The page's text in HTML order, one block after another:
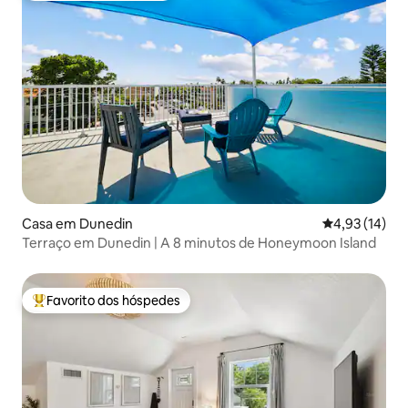
Casa em Dunedin Classificação
4,93 (14)
Terraço em Dunedin | A 8 minutos de Honeymoon Island
Favoritos dos hóspedes mais apreciados
Favorito dos hóspedes